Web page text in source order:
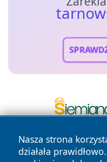
Nasza strona
działała